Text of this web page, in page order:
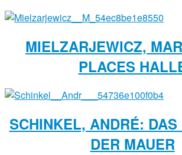
MIELZARJEWICZ,
PLACES
SCHINKEL, ANDRÉ:
DER MAUER